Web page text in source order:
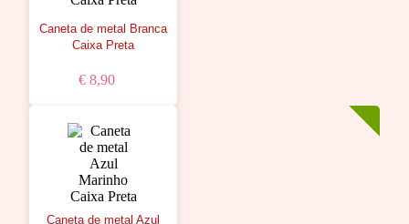
Caneta de metal Branca
Caixa Preta
€ 8,90
Caneta de metal Azul